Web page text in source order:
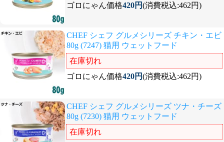
ゴロにゃん価格420円(消費税込:462円)
CHEF シェフ グルメシリーズ チキン・エビ
80g (7247) 猫用 ウェットフード
在庫切れ
ゴロにゃん価格420円(消費税込:462円)
CHEF シェフ グルメシリーズ ツナ・チーズ
80g (7230) 猫用 ウェットフード
在庫切れ